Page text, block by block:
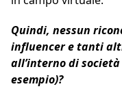
Quindi, nessun
influencer e tanti
all’interno di
esempio)?